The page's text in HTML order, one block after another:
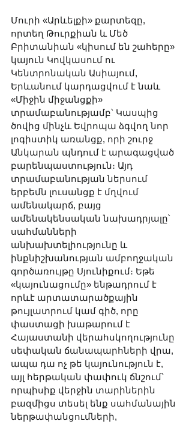
Մուրի «Արևելքի» քարտեզը,
որտեղ Թուրքիան և Մեծ
Բրիտանիան «կիսում են շահերը»
կայուն Կովկասում ու
Կենտրոնական Ասիայում,
Երևանում կարդացվում է նաև
«Միջին միջանցքի»
տրամաբանությամբ՝ Կասպից
ծովից մինչև Եվրոպա ձգվող նոր
լոգիստիկ առանցք, որի շուրջ
Անկարան պնդում է արագացված
բարենպաստություն։ Այդ
տրամաբանության ներսում
երբեմն լուսանցք է մղվում
ամենակարճ, բայց
ամենակենսական նախադրյալը՝
սահմանների
անխախտելիությունը և
ինքնիշխանության ամբողջական
գործառույթը Սյունիքում։ Եթե
«կայունացումը» ենթադրում է
որևէ արտատարածքային
թույլատրում կամ գիծ, որը
փաստացի խաթարում է
Հայաստանի վերահսկողությունը
սեփական ճանապարհների վրա,
ապա դա ոչ թե կայունություն է,
այլ հերթական փափուկ ճնշում՝
որպիսիք վերջին տարիներին
բազմիցս տեսել ենք սահմանային
ներթափանցումների,